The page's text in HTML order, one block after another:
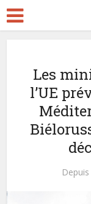
Les
l’UE